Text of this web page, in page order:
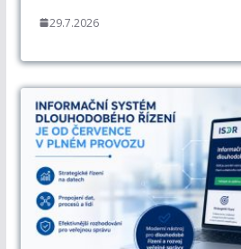
29.7.2026